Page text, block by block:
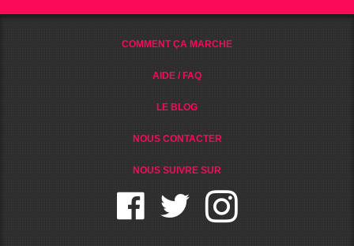
COMMENT ÇA MARCHE
AIDE / FAQ
LE BLOG
NOUS CONTACTER
NOUS SUIVRE SUR